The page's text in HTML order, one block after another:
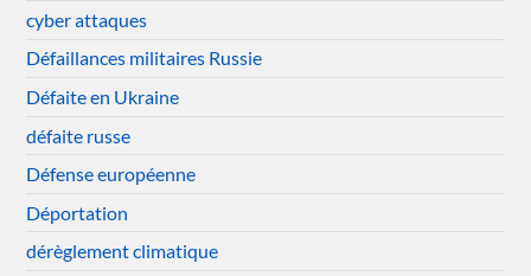
cyber attaques
Défaillances militaires Russie
Défaite en Ukraine
défaite russe
Défense européenne
Déportation
dérèglement climatique